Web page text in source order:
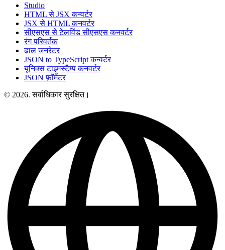
Studio
HTML से JSX कन्वर्टर
JSX से HTML कनवर्टर
सीएसएस से टेलविंड सीएसएस कनवर्टर
रंग परिवर्तक
ढाल जनरेटर
JSON to TypeScript कन्वर्टर
यूनिक्स टाइमस्टैम्प कनवर्टर
JSON फ़ॉर्मेटर
© 2026. सर्वाधिकार सुरक्षित।